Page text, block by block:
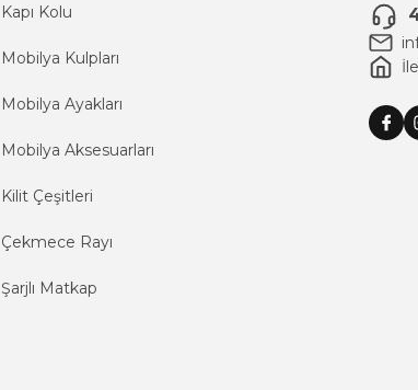
Kapı Kolu
Mobilya Kulpları
Mobilya Ayakları
Mobilya Aksesuarları
Kilit Çeşitleri
Çekmece Rayı
Şarjlı Matkap